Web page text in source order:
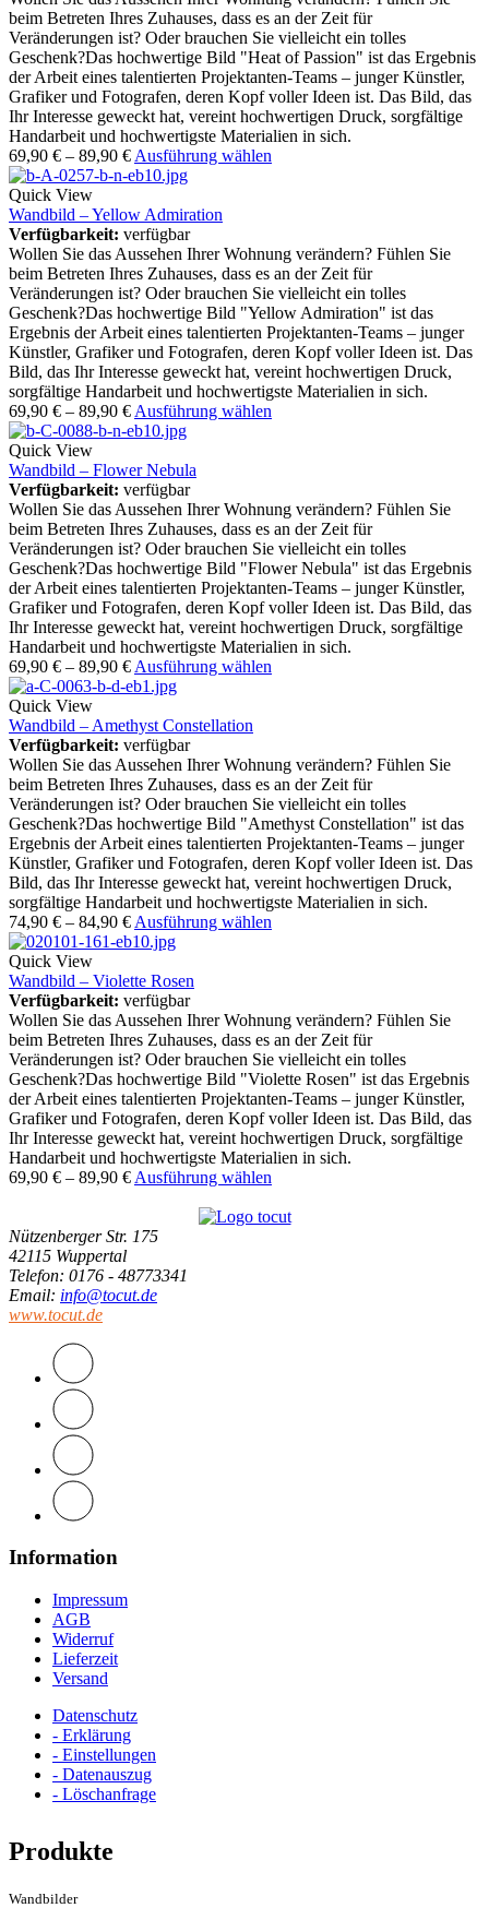
beim Betreten Ihres Zuhauses, dass es an der Zeit für
Veränderungen ist? Oder brauchen Sie vielleicht ein tolles
Geschenk?Das hochwertige Bild "Heat of Passion" ist das Ergebnis
der Arbeit eines talentierten Projektanten-Teams – junger Künstler,
Grafiker und Fotografen, deren Kopf voller Ideen ist. Das Bild, das
Ihr Interesse geweckt hat, vereint hochwertigen Druck, sorgfältige
Handarbeit und hochwertigste Materialien in sich.
69,90 € – 89,90 € Ausführung wählen
Quick View
Wandbild – Yellow Admiration
Verfügbarkeit: verfügbar
Wollen Sie das Aussehen Ihrer Wohnung verändern? Fühlen Sie
beim Betreten Ihres Zuhauses, dass es an der Zeit für
Veränderungen ist? Oder brauchen Sie vielleicht ein tolles
Geschenk?Das hochwertige Bild "Yellow Admiration" ist das
Ergebnis der Arbeit eines talentierten Projektanten-Teams – junger
Künstler, Grafiker und Fotografen, deren Kopf voller Ideen ist. Das
Bild, das Ihr Interesse geweckt hat, vereint hochwertigen Druck,
sorgfältige Handarbeit und hochwertigste Materialien in sich.
69,90 € – 89,90 € Ausführung wählen
Quick View
Wandbild – Flower Nebula
Verfügbarkeit: verfügbar
Wollen Sie das Aussehen Ihrer Wohnung verändern? Fühlen Sie
beim Betreten Ihres Zuhauses, dass es an der Zeit für
Veränderungen ist? Oder brauchen Sie vielleicht ein tolles
Geschenk?Das hochwertige Bild "Flower Nebula" ist das Ergebnis
der Arbeit eines talentierten Projektanten-Teams – junger Künstler,
Grafiker und Fotografen, deren Kopf voller Ideen ist. Das Bild, das
Ihr Interesse geweckt hat, vereint hochwertigen Druck, sorgfältige
Handarbeit und hochwertigste Materialien in sich.
69,90 € – 89,90 € Ausführung wählen
Quick View
Wandbild – Amethyst Constellation
Verfügbarkeit: verfügbar
Wollen Sie das Aussehen Ihrer Wohnung verändern? Fühlen Sie
beim Betreten Ihres Zuhauses, dass es an der Zeit für
Veränderungen ist? Oder brauchen Sie vielleicht ein tolles
Geschenk?Das hochwertige Bild "Amethyst Constellation" ist das
Ergebnis der Arbeit eines talentierten Projektanten-Teams – junger
Künstler, Grafiker und Fotografen, deren Kopf voller Ideen ist. Das
Bild, das Ihr Interesse geweckt hat, vereint hochwertigen Druck,
sorgfältige Handarbeit und hochwertigste Materialien in sich.
74,90 € – 84,90 € Ausführung wählen
Quick View
Wandbild – Violette Rosen
Verfügbarkeit: verfügbar
Wollen Sie das Aussehen Ihrer Wohnung verändern? Fühlen Sie
beim Betreten Ihres Zuhauses, dass es an der Zeit für
Veränderungen ist? Oder brauchen Sie vielleicht ein tolles
Geschenk?Das hochwertige Bild "Violette Rosen" ist das Ergebnis
der Arbeit eines talentierten Projektanten-Teams – junger Künstler,
Grafiker und Fotografen, deren Kopf voller Ideen ist. Das Bild, das
Ihr Interesse geweckt hat, vereint hochwertigen Druck, sorgfältige
Handarbeit und hochwertigste Materialien in sich.
69,90 € – 89,90 € Ausführung wählen
Nützenberger Str. 175
42115 Wuppertal
Telefon: 0176 - 48773341
Email: info@tocut.de
www.tocut.de
Information
Impressum
AGB
Widerruf
Lieferzeit
Versand
Datenschutz
- Erklärung
- Einstellungen
- Datenauszug
- Löschanfrage
Produkte
Wandbilder